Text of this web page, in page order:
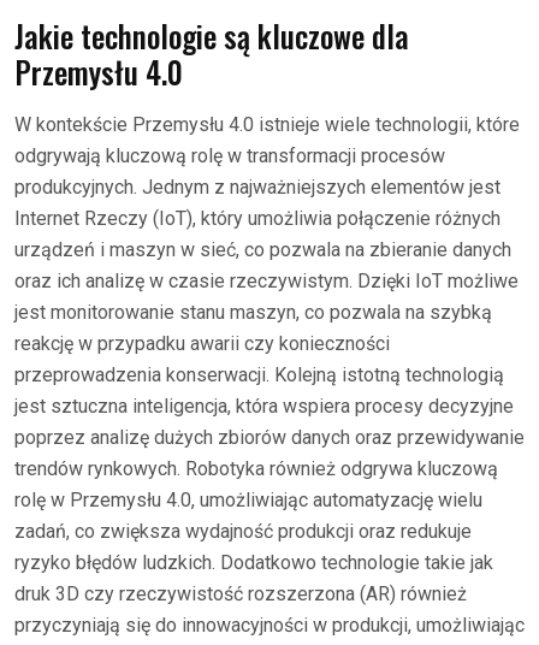
Jakie technologie są kluczowe dla
Przemysłu 4.0
W kontekście Przemysłu 4.0 istnieje wiele technologii, które
odgrywają kluczową rolę w transformacji procesów
produkcyjnych. Jednym z najważniejszych elementów jest
Internet Rzeczy (IoT), który umożliwia połączenie różnych
urządzeń i maszyn w sieć, co pozwala na zbieranie danych
oraz ich analizę w czasie rzeczywistym. Dzięki IoT możliwe
jest monitorowanie stanu maszyn, co pozwala na szybką
reakcję w przypadku awarii czy konieczności
przeprowadzenia konserwacji. Kolejną istotną technologią
jest sztuczna inteligencja, która wspiera procesy decyzyjne
poprzez analizę dużych zbiorów danych oraz przewidywanie
trendów rynkowych. Robotyka również odgrywa kluczową
rolę w Przemysłu 4.0, umożliwiając automatyzację wielu
zadań, co zwiększa wydajność produkcji oraz redukuje
ryzyko błędów ludzkich. Dodatkowo technologie takie jak
druk 3D czy rzeczywistość rozszerzona (AR) również
przyczyniają się do innowacyjności w produkcji, umożliwiając